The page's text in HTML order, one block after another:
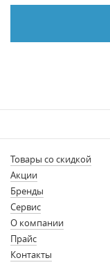
Товары со скидкой
Акции
Бренды
Сервис
О компании
Прайс
Контакты